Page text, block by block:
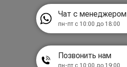
Чат с менеджером
пн-пт с 10:00 до 18:00
Позвонить нам
пн-пт с 10:00 до 19:00